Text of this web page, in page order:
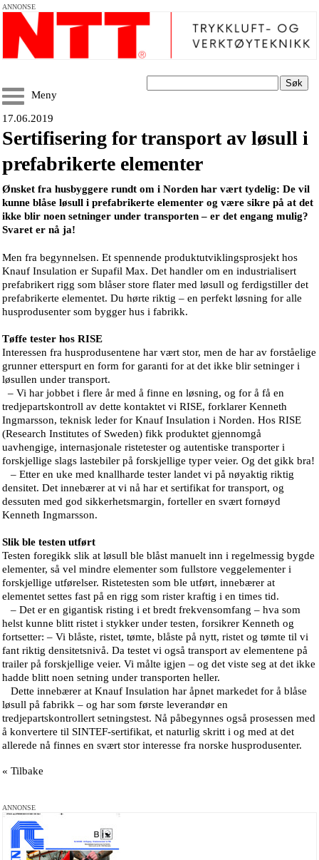
ANNONSE
Søk
Meny
17.06.2019
Sertifisering for transport av løsull i
prefabrikerte elementer
Ønsket fra husbyggere rundt om i Norden har vært tydelig: De vil
kunne blåse løsull i prefabrikerte elementer og være sikre på at det
ikke blir noen setninger under transporten – er det engang mulig?
Svaret er nå ja!
Men fra begynnelsen. Et spennende produktutviklingsprosjekt hos
Knauf Insulation er Supafil Max. Det handler om en industrialisert
prefabrikert rigg som blåser store flater med løsull og ferdigstiller det
prefabrikerte elementet. Du hørte riktig – en perfekt løsning for alle
husprodusenter som bygger hus i fabrikk.
Tøffe tester hos RISE
Interessen fra husprodusentene har vært stor, men de har av forståelige
grunner etterspurt en form for garanti for at det ikke blir setninger i
løsullen under transport.
– Vi har jobbet i flere år med å finne en løsning, og for å få en
tredjepartskontroll av dette kontaktet vi RISE, forklarer Kenneth
Ingmarsson, teknisk leder for Knauf Insulation i Norden. Hos RISE
(Research Institutes of Sweden) fikk produktet gjennomgå
uavhengige, internasjonale ristetester og autentiske transporter i
forskjellige slags lastebiler på forskjellige typer veier. Og det gikk bra!
– Etter en uke med knallharde tester landet vi på nøyaktig riktig
densitet. Det innebærer at vi nå har et sertifikat for transport, og
dessuten med god sikkerhetsmargin, forteller en svært fornøyd
Kenneth Ingmarsson.
Slik ble testen utført
Testen foregikk slik at løsull ble blåst manuelt inn i regelmessig bygde
elementer, så vel mindre elementer som fullstore veggelementer i
forskjellige utførelser. Ristetesten som ble utført, innebærer at
elementet settes fast på en rigg som rister kraftig i en times tid.
– Det er en gigantisk risting i et bredt frekvensomfang – hva som
helst kunne blitt ristet i stykker under testen, forsikrer Kenneth og
fortsetter: – Vi blåste, ristet, tømte, blåste på nytt, ristet og tømte til vi
fant riktig densitetsnivå. Da testet vi også transport av elementene på
trailer på forskjellige veier. Vi målte igjen – og det viste seg at det ikke
hadde blitt noen setning under transporten heller.
Dette innebærer at Knauf Insulation har åpnet markedet for å blåse
løsull på fabrikk – og har som første leverandør en
tredjepartskontrollert setningstest. Nå påbegynnes også prosessen med
å konvertere til SINTEF-sertifikat, et naturlig skritt i og med at det
allerede nå finnes en svært stor interesse fra norske husprodusenter.
« Tilbake
ANNONSE